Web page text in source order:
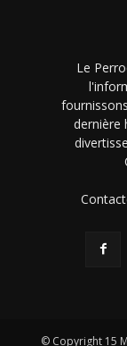
Le
dernière
© Copyright 15